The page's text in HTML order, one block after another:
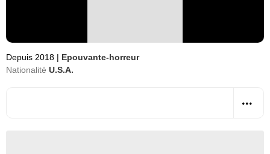
Depuis 2018 | Epouvante-horreur
Nationalité U.S.A.